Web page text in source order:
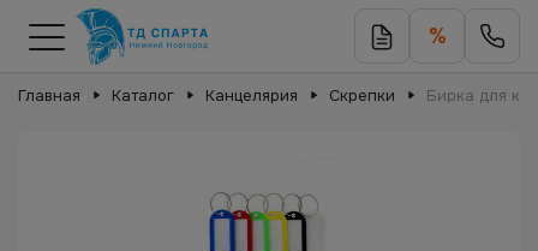
%
Главная Каталог Канцелярия Скрепки Бирка для